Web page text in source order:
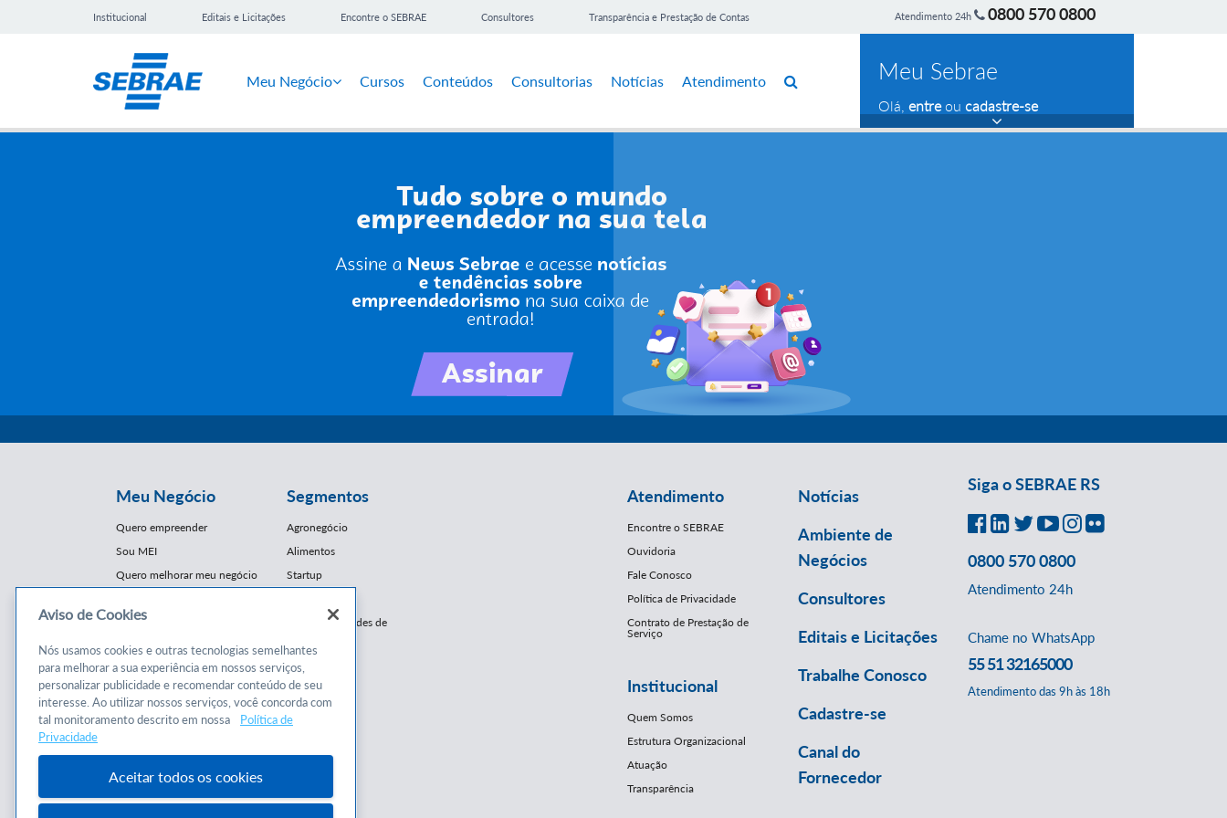
Institucional Editais e Licitações Encontre o SEBRAE Consultores Transparência e Prestação de Contas Atendimento 24h 0800 570 0800
Meu Negócio Cursos Conteúdos Consultorias Notícias Atendimento Meu Sebrae
Olá, entreou cadastre-se
Meu Negócio
Quero empreender
Sou MEI
Quero melhorar meu negócio
Cursos e
Conteúdos
Cursos
Consultorias
Programas
Segmentos
Agronegócio
Alimentos
Startup
Franquias / Redes de
Moda
Moveleiro
Saúde
Turismo
Mercopar
Atendimento
Encontre o SEBRAE
Ouvidoria
Fale Conosco
Política de Privacidade
Contrato de Prestação de
Serviço
Institucional
Quem Somos
Estrutura Organizacional
Atuação
Transparência
Notícias
Ambiente de
Negócios
Consultores
Editais e Licitações
Trabalhe Conosco
Cadastre-se
Canal do
Fornecedor
Siga o SEBRAE RS
0800 570 0800
Atendimento 24h
Chame no WhatsApp
55 51 32165000
Atendimento das 9h às 18h
Aviso de Cookies
Nós usamos cookies e outras tecnologias semelhantes
para melhorar a sua experiência em nossos serviços,
personalizar publicidade e recomendar conteúdo de seu
interesse. Ao utilizar nossos serviços, você concorda com
tal monitoramento descrito em nossa
Política de
Privacidade
Aceitar todos os cookies